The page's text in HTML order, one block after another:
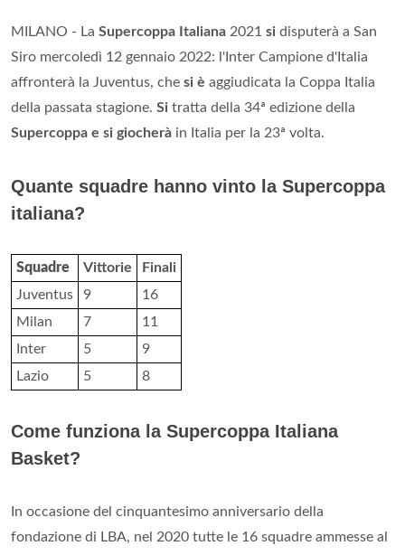
MILANO - La Supercoppa Italiana 2021 si disputerà a San
Siro mercoledì 12 gennaio 2022: l'Inter Campione d'Italia
affronterà la Juventus, che si è aggiudicata la Coppa Italia
della passata stagione. Si tratta della 34ª edizione della
Supercoppa e si giocherà in Italia per la 23ª volta.
Quante squadre hanno vinto la Supercoppa
italiana?
Squadre Vittorie
Finali
Juventus
9
16
Milan
7
11
Inter
5
9
Lazio
5 8
Come funziona la Supercoppa Italiana
Basket?
In occasione del cinquantesimo anniversario della
fondazione di LBA, nel 2020 tutte le 16 squadre ammesse al